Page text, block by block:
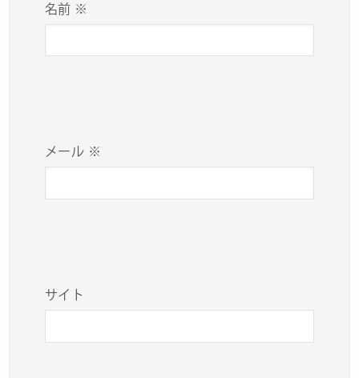
名前 ※
メール ※
サイト